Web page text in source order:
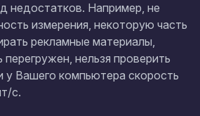
недостатков. Например, не
измерения, некоторую часть
рекламные материалы,
нельзя проверить
у Вашего компьютера скорость
с.